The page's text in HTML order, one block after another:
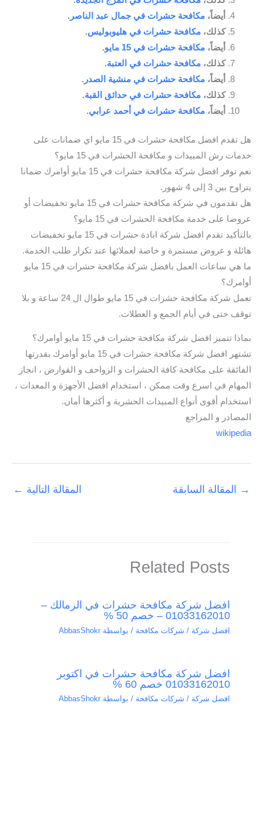
أيضاً، مكافحة حشرات في جمال عبد الناصر .
كذلك، مكافحة حشرات في هليوبوليس.
أيضاً، مكافحة حشرات في 15 مايو
.
كذلك، مكافحة حشرات في العتبة.
أيضاً، مكافحة حشرات في منشية الصدر .
كذلك، مكافحة حشرات في حدائق القبة.
أيضاً، مكافحة حشرات في أحمد عرابي.
هل تقدم افضل مكافحة حشرات في 15 مايو اي ضمانات على
خدمات رش المبيدات و مكافحة الحشرات في 15 مايو؟
نعم توفر افضل شركة مكافحة حشرات في 15 مايو أوامرك ضمانا
يتراوح بين 3 إلى 4 شهور.
هل تقدمون في شركة مكافحة حشرات في 15 مايو تخفيضات أو
عروضا على خدمة مكافحة الحشرات في 15 مايو؟
بالتأكيد تقدم افضل شركة ابادة حشرات في 15 مايو تخفيضات
هائلة و عروض مستمرة و خاصة لعملائها عند تكرار طلب الخدمة.
ما هي ساعات العمل بافضل شركة مكافحة حشرات في 15 مايو
أوامرك؟
تعمل شركة مكافحة حشرات في 15 مايو طوال ال 24 ساعة و بلا
توقف حتى في أيام الجمع و العطلات.
بماذا تتميز افضل شركة مكافحة حشرات في 15 مايو أوامرك؟
تشتهر افضل شركة مكافحة حشرات في 15 مايو أوامرك بقدرتها
الفائقة على مكافحة كافة الحشرات و الزواحف و القوارض ، انجاز
المهام في اسرع وقت ممكن ، استخدام افضل الأجهزة و المعدات ،
استخدام أقوى أنواع المبيدات الحشرية و أكثرها أمان.
المصادر و المراجع
wikipedia
→ المقالة السابقة المقالة التالية ←
Related Posts
افضل شركة مكافحة حشرات في الزمالك –
01033162010 – خصم 50 %
افضل شركة / شركات مكافحة / بواسطة AbbasShokr
افضل شركة مكافحة حشرات في اكتوبر
01033162010 خصم 60 %
افضل شركة / شركات مكافحة / بواسطة AbbasShokr